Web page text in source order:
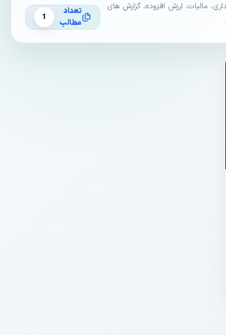
مالیات، ارزش افزوده، گزارش های
تعداد
مطالب
1